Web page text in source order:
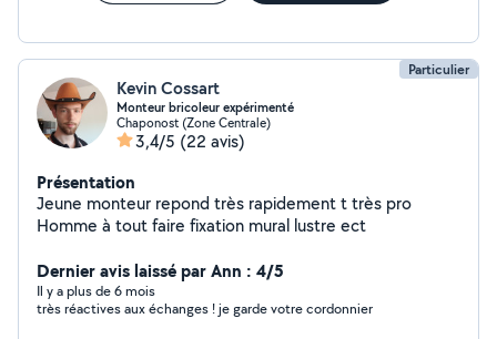
Particulier
Kevin Cossart
Monteur bricoleur expérimenté
Chaponost (Zone Centrale)
3,4/5 (22 avis)
Présentation
Jeune monteur repond très rapidement t très pro
Homme à tout faire fixation mural lustre ect
Dernier avis laissé par Ann : 4/5
Il y a plus de 6 mois
très réactives aux échanges ! je garde votre cordonnier